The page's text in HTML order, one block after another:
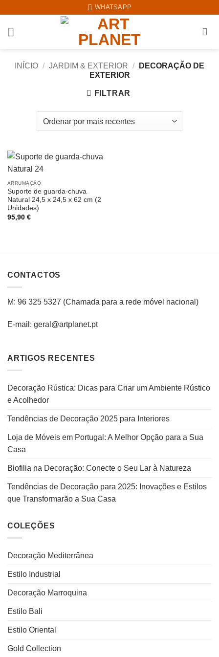
content
WHATSAPP
INÍCIO / JARDIM & EXTERIOR /
DECORAÇÃO DE
EXTERIOR
FILTRAR
ARRUMAÇÃO
Suporte de guarda-chuva
Natural 24,5 x 24,5 x 62 cm (2
Unidades)
95,90 €
CONTACTOS
M: 96 325 5327 (Chamada para a rede móvel nacional )
E-mail: geral@artplanet.pt
ARTIGOS RECENTES
Decoração Rústica: Dicas para Criar um Ambiente Rústico
e Acolhedor
Tendências de Decoração 2025 para Interiores
Loja de Móveis em Portugal: A Melhor Opção para a Sua
Casa
Biofilia na Decoração: Conecte o Seu Lar à Natureza
Tendências de Decoração para 2025: Inovações e Estilos
que Transformarão a Sua Casa
COLEÇÕES
Decoração Mediterrânea
Estilo Industrial
Decoração Marroquina
Estilo Bali
Estilo Oriental
Gold Collection